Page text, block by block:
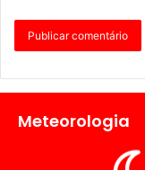
Meteorologia